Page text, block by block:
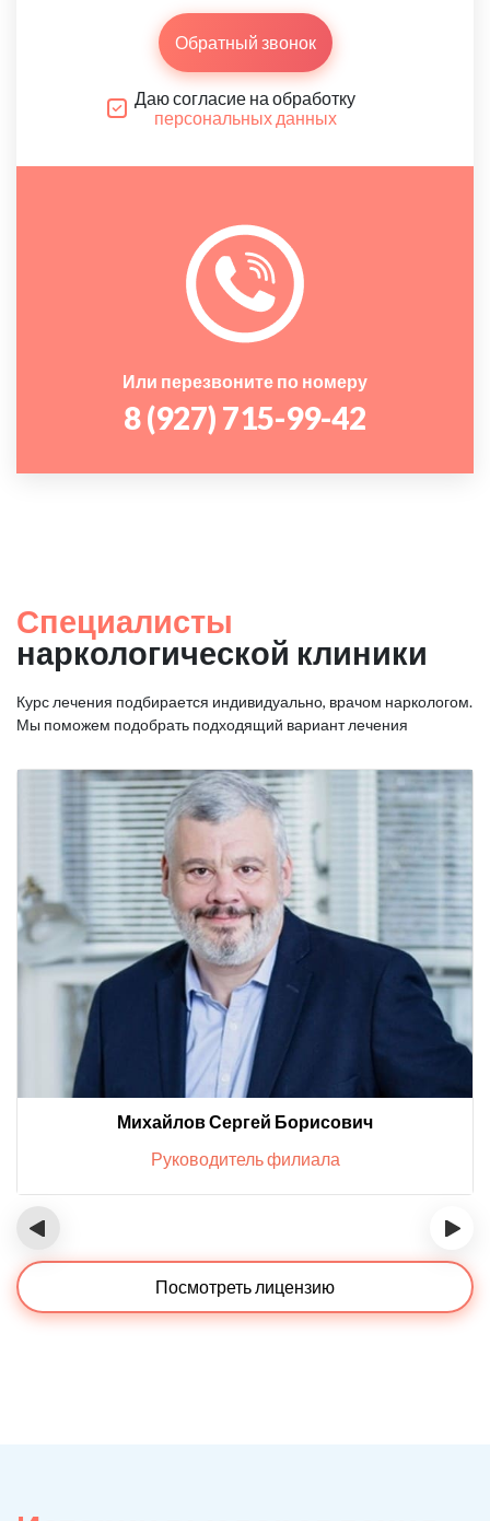
Обратный звонок
Даю согласие на обработку
персональных данных
Или перезвоните по номеру
8 (927) 715-99-42
Специалисты
наркологической клиники
Курс лечения подбирается индивидуально, врачом наркологом.
Мы поможем подобрать подходящий вариант лечения
Михайлов Сергей Борисович
Руководитель филиала
‹ ›
Посмотреть лицензию